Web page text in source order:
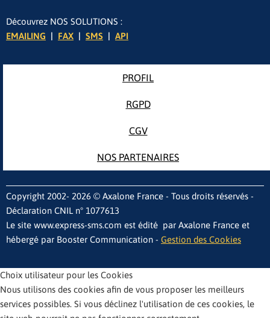
Découvrez NOS SOLUTIONS :
EMAILING | FAX | SMS | API
PROFIL
RGPD
CGV
NOS PARTENAIRES
Copyright 2002- 2026 © Axalone France - Tous droits réservés -
Déclaration CNIL n° 1077613
Le site www.express-sms.com est édité par Axalone France et
hébergé par Booster Communication - Gestion des Cookies
Choix utilisateur pour les Cookies
Nous utilisons des cookies afin de vous proposer les meilleurs
services possibles. Si vous déclinez l'utilisation de ces cookies, le